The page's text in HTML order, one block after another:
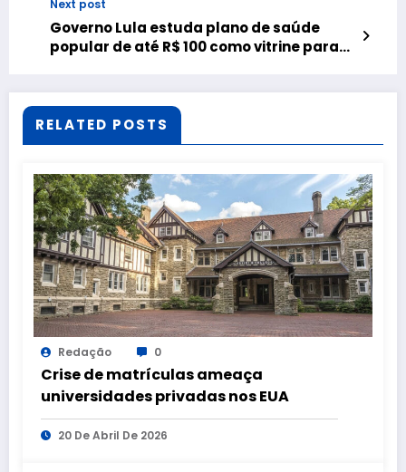
Next post
Governo Lula estuda plano de saúde
popular de até R$ 100 como vitrine para
RELATED POSTS
Redação 0
Crise de matrículas ameaça
universidades privadas nos EUA
20 De Abril De 2026